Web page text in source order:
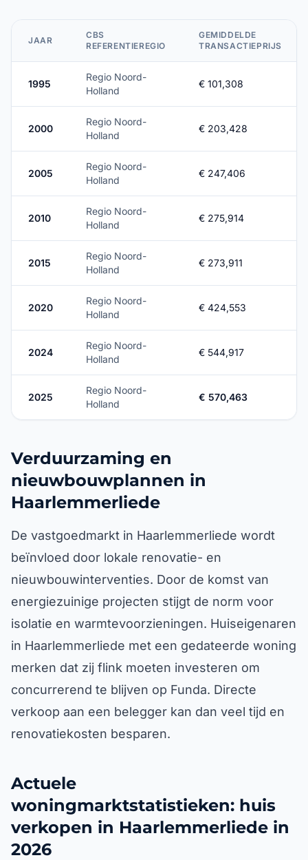
JAAR
CBS
REFERENTIEREGIO
GEMIDDELDE
TRANSACTIEPRIJS
1995
Regio Noord-
Holland
€ 101,308
2000
Regio Noord-
Holland
€ 203,428
2005
Regio Noord-
Holland
€ 247,406
2010
Regio Noord-
Holland
€ 275,914
2015
Regio Noord-
Holland
€ 273,911
2020
Regio Noord-
Holland
€ 424,553
2024
Regio Noord-
Holland
€ 544,917
2025
Regio Noord-
Holland
€ 570,463
Verduurzaming en
nieuwbouwplannen in
Haarlemmerliede
De vastgoedmarkt in Haarlemmerliede wordt
beïnvloed door lokale renovatie- en
nieuwbouwinterventies. Door de komst van
energiezuinige projecten stijgt de norm voor
isolatie en warmtevoorzieningen. Huiseigenaren
in Haarlemmerliede met een gedateerde woning
merken dat zij flink moeten investeren om
concurrerend te blijven op Funda. Directe
verkoop aan een belegger kan dan veel tijd en
renovatiekosten besparen.
Actuele
woningmarktstatistieken: huis
verkopen in Haarlemmerliede in
2026